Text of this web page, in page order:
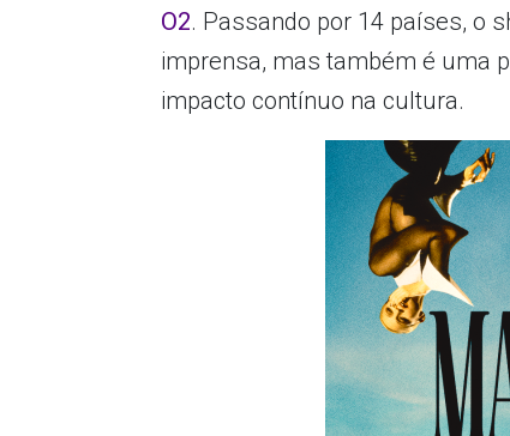
O2. Passando por 14 países, o
imprensa, mas também é uma
impacto contínuo na cultura.